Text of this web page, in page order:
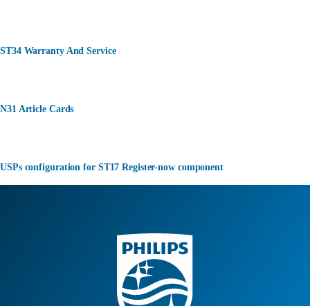
ST34 Warranty And Service
N31 Article Cards
USPs configuration for ST17 Register-now component